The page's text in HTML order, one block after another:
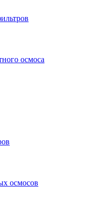
осмоса
осмосов